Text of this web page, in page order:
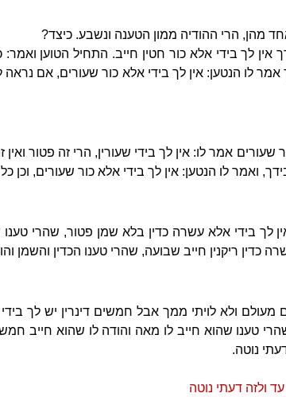
מהן, הרי ההודיה ממון הטענה ונשבע. כיצד?
אין לך בידי אלא כור חטין חייב. התחיל הטוען
אמר לו הנטען: אין לך בידי אלא כור שעורים, אם נראה
שעורים אמר לו: אין לך בידי שעורין, הרי זה פטור
ואמר לו הנטען: אין לך בידי אלא כור שעורים, וכן
לך בידי אלא עשרה כדין בלא שמן פטור, שהרי
כדין ריקנין חייב שבועה, שהרי טענו הכדין והשמן
ולא לויתי ממך אבל חמשים דינרין יש לך בידי
טענו שהוא חייב לו מאה והודה לו שהוא חייב
נוטה.
ולזה דעתי נוטה